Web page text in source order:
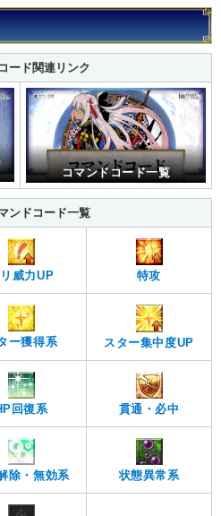
ード関連リンク
コマンドコード一覧
ンドコード一覧
威力UP 特攻
ー獲得系 スター集中度UP
回復系 貫通・必中
除・無効系 状態異常系